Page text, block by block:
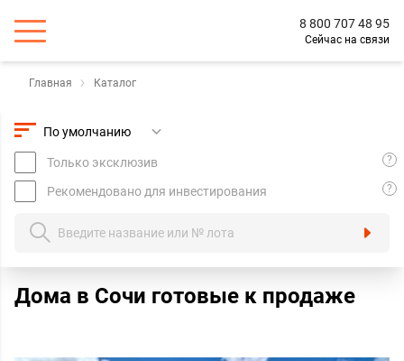
8 800 707 48 95
Сейчас на связи
Главная Каталог
Только эксклюзив ?
Рекомендовано для инвестирования ?
Дома в Сочи готовые к продаже